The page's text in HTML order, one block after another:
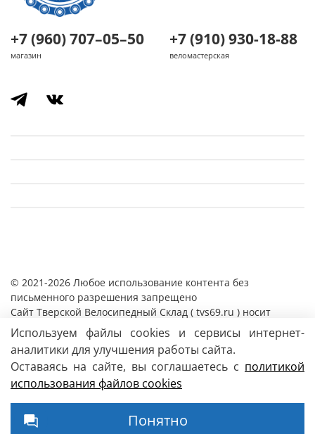
+7 (960) 707–05–50
магазин
+7 (910) 930-18-88
веломастерская
© 2021-2026 Любое использование контента без
письменного разрешения запрещено
Cайт Тверской Велосипедный Склад ( tvs69.ru ) носит
исключительно информационный характер и ни при каких
условиях информация, цены и иные материалы
размещенные на сайте, не являются публичной офертой,
определяемой положениями Статьи 437 Гражданского
кодекса РФ.
Магазин
Используем файлы cookies и сервисы интернет-
аналитики для улучшения работы сайта.
Оставаясь на сайте, вы соглашаетесь с политикой
использования файлов сookies
Понятно